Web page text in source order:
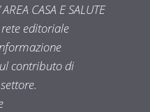
CASA E SALUTE
editoriale
contributo di